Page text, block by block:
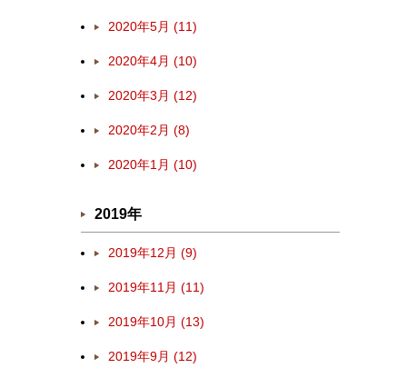
2020年5月 (11)
2020年4月 (10)
2020年3月 (12)
2020年2月 (8)
2020年1月 (10)
2019年
2019年12月 (9)
2019年11月 (11)
2019年10月 (13)
2019年9月 (12)